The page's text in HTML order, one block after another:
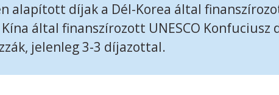
alapított díjak a Dél-Korea által
által finanszírozott UNESCO Konfuciusz
jelenleg 3-3 díjazottal.